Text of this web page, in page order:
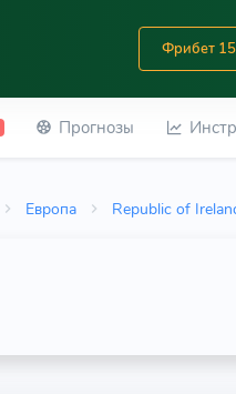
Фрибет
Прогнозы
Европа Republic of